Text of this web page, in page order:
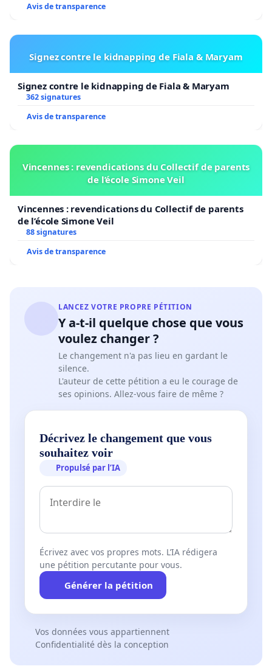
Avis de transparence
Signez contre le kidnapping de Fiala & Maryam
Signez contre le kidnapping de Fiala & Maryam
362 signatures
Avis de transparence
Vincennes : revendications du Collectif de parents
de l’école Simone Veil
Vincennes : revendications du Collectif de parents
de l’école Simone Veil
88 signatures
Avis de transparence
LANCEZ VOTRE PROPRE PÉTITION
Y a-t-il quelque chose que vous
voulez changer ?
Le changement n'a pas lieu en gardant le
silence.
L'auteur de cette pétition a eu le courage de
ses opinions. Allez-vous faire de même ?
Décrivez le changement que vous
souhaitez voir
Propulsé par l’IA
Écrivez avec vos propres mots. L’IA rédigera
une pétition percutante pour vous.
Générer la pétition
Vos données vous appartiennent
Confidentialité dès la conception